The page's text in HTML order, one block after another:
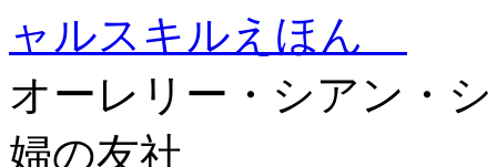
ャルスキルえほん
オーレリー・シアン・
婦の友社